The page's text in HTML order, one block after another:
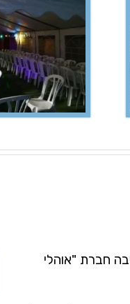
חברת "אוהלי